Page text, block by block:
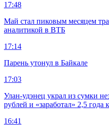
17:48
Май стал пиковым месяцем
аналитикой в ВТБ
17:14
Парень утонул в Байкале
17:03
Улан-удэнец украл из сумки
рублей и «заработал» 2,5 года
16:41